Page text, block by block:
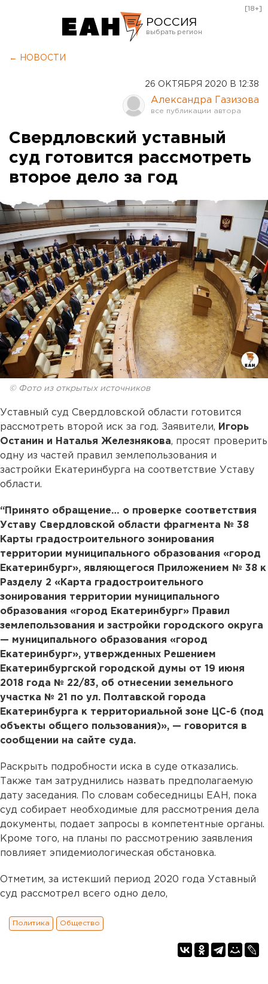
РОССИЯ
Оренбург
[18+]
← НОВОСТИ
26 ОКТЯБРЯ 2020 В 12:38
Александра Газизова
Свердловский уставный
суд готовится рассмотреть
второе дело за год
© Фото из открытых источников
Уставный суд Свердловской области готовится
рассмотреть второй иск за год. Заявители, Игорь
Останин и Наталья Железнякова, просят проверить
одну из частей правил землепользования и
застройки Екатеринбурга на соответствие Уставу
области.
“Принято обращение… о проверке соответствия
Уставу Свердловской области фрагмента № 38
Карты градостроительного зонирования
территории муниципального образования «город
Екатеринбург», являющегося Приложением № 38 к
Разделу 2 «Карта градостроительного
зонирования территории муниципального
образования «город Екатеринбург» Правил
землепользования и застройки городского округа
— муниципального образования «город
Екатеринбург», утвержденных Решением
Екатеринбургской городской думы от 19 июня
2018 года № 22/83, об отнесении земельного
участка № 21 по ул. Полтавской города
Екатеринбурга к территориальной зоне ЦС-6 (под
объекты общего пользования)», — говорится в
сообщении на сайте суда.
Раскрыть подробности иска в суде отказались.
Также там затруднились назвать предполагаемую
дату заседания. По словам собеседницы ЕАН, пока
суд собирает необходимые для рассмотрения дела
документы, подает запросы в компетентные органы.
Кроме того, на планы по рассмотрению заявления
повлияет эпидемиологическая обстановка.
Отметим, за истекший период 2020 года Уставный
суд рассмотрел всего одно дело,
Политика Общество